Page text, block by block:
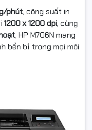
phút, công suất in
1200 x 1200 dpi, cùng
, HP M706N mang
bền bỉ trong mọi môi